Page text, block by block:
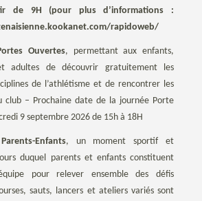
de 9H (pour plus d’informations :
rapidoweb/
Ouvertes, permettant aux enfants,
adultes de découvrir gratuitement les
de l’athlétisme et de rencontrer les
club – Prochaine date de la journée Porte
9 septembre 2026 de 15h à 18H
Enfants, un moment sportif et
duquel parents et enfants constituent
pour relever ensemble des défis
sauts, lancers et ateliers variés sont